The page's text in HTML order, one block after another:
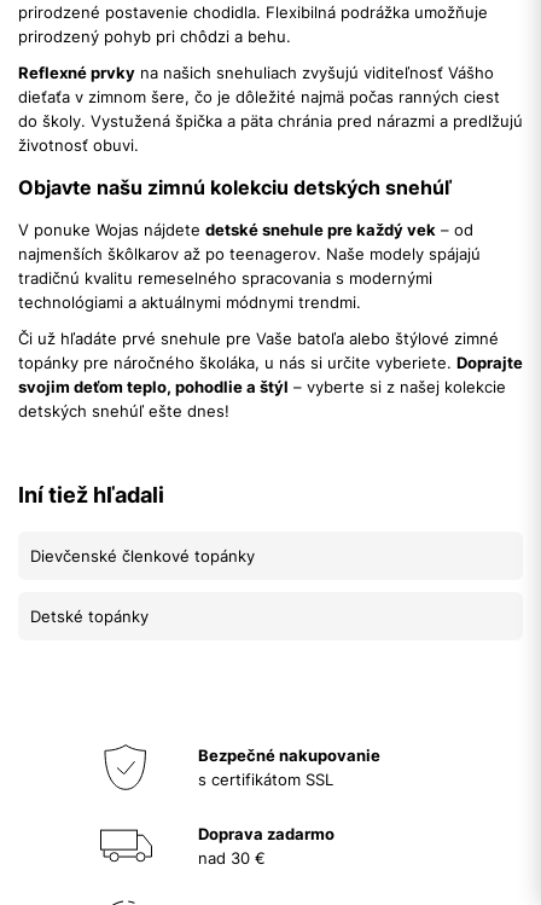
prirodzené postavenie chodidla. Flexibilná podrážka umožňuje
prirodzený pohyb pri chôdzi a behu.
Reflexné prvky na našich snehuliach zvyšujú viditeľnosť Vášho
dieťaťa v zimnom šere, čo je dôležité najmä počas ranných ciest
do školy. Vystužená špička a päta chránia pred nárazmi a predlžujú
životnosť obuvi.
Objavte našu zimnú kolekciu detských snehúľ
V ponuke Wojas nájdete detské snehule pre každý vek – od
najmenších škôlkarov až po teenagerov. Naše modely spájajú
tradičnú kvalitu remeselného spracovania s modernými
technológiami a aktuálnymi módnymi trendmi.
Či už hľadáte prvé snehule pre Vaše batoľa alebo štýlové zimné
topánky pre náročného školáka, u nás si určite vyberiete. Doprajte
svojim deťom teplo, pohodlie a štýl – vyberte si z našej kolekcie
detských snehúľ ešte dnes!
Iní tiež hľadali
Dievčenské členkové topánky
Detské topánky
Bezpečné nakupovanie
s certifikátom SSL
Doprava zadarmo
nad 30 €